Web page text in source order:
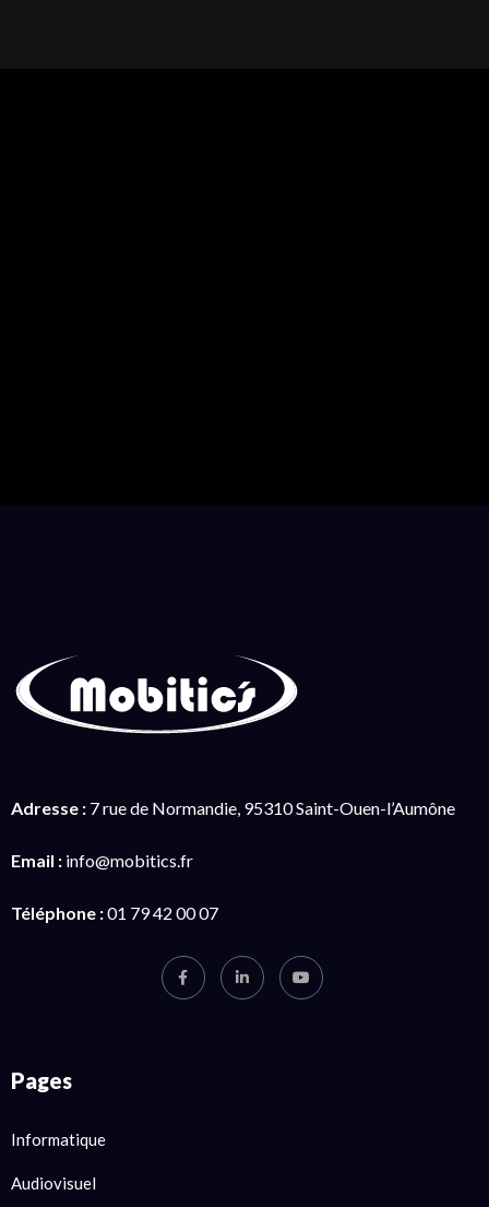
Adresse : 7 rue de Normandie, 95310 Saint-Ouen-l’Aumône
Email : info@mobitics.fr
Téléphone :01 79 42 00 07
Pages
Informatique
Audiovisuel